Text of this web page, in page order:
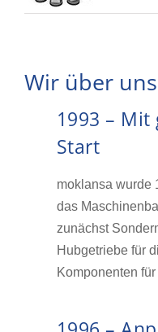
Wir über uns
1993 –
Start
moklansa wurde
das
zunächst
Hubgetriebe für
Komponenten